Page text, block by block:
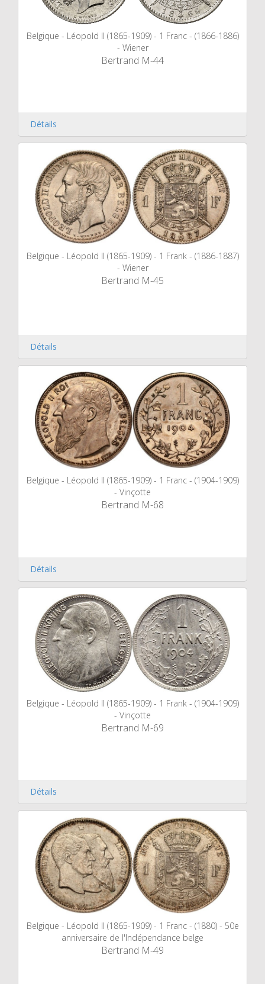
Belgique - Léopold II (1865-1909) - 1 Franc - (1866-1886)
- Wiener
Bertrand M-44
Détails
Belgique - Léopold II (1865-1909) - 1 Frank - (1886-1887)
- Wiener
Bertrand M-45
Détails
Belgique - Léopold II (1865-1909) - 1 Franc - (1904-1909)
- Vinçotte
Bertrand M-68
Détails
Belgique - Léopold II (1865-1909) - 1 Frank - (1904-1909)
- Vinçotte
Bertrand M-69
Détails
Belgique - Léopold II (1865-1909) - 1 Franc - (1880) - 50e
anniversaire de l'Indépendance belge
Bertrand M-49